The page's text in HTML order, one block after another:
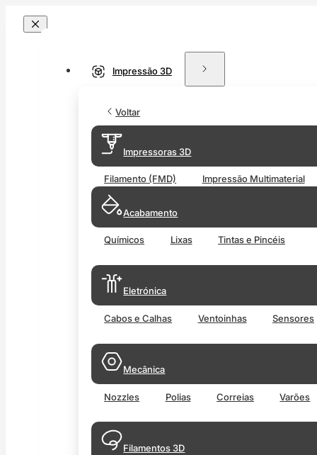
Impressão 3D
Voltar
Impressoras 3D
Filamento (FMD) Impressão Multimaterial
Acabamento
Químicos Lixas Tintas e Pincéis
Eletrónica
Cabos e Calhas Ventoinhas Sensores
Mecânica
Nozzles Polias Correias Varões
Filamentos 3D